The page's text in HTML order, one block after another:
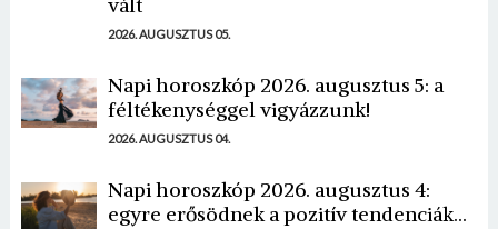
vált
2026. AUGUSZTUS 05.
Napi horoszkóp 2026. augusztus 5: a
féltékenységgel vigyázzunk!
2026. AUGUSZTUS 04.
Napi horoszkóp 2026. augusztus 4:
egyre erősödnek a pozitív tendenciák...